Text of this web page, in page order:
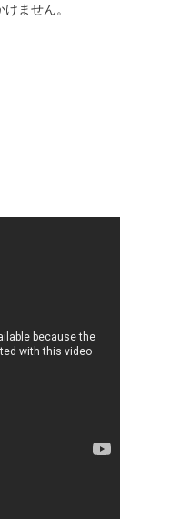
ません。